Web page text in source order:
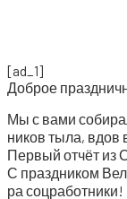
[ad_1]
Доб­рое
Мы с вами
ни­ков тыла, вдов
Пер­вый отчёт из
С празд­ни­ком
ра